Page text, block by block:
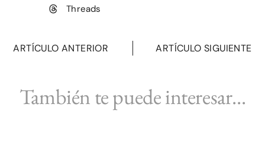
Threads
ARTÍCULO ANTERIOR ARTÍCULO SIGUIENTE
También te puede interesar...